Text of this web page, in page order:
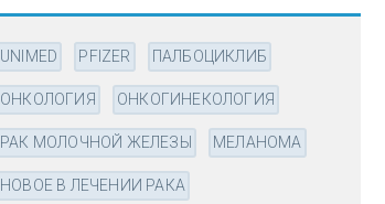
UNIMED PFIZER ПАЛБОЦИКЛИБ
ОНКОЛОГИЯ ОНКОГИНЕКОЛОГИЯ
РАК МОЛОЧНОЙ ЖЕЛЕЗЫ МЕЛАНОМА
НОВОЕ В ЛЕЧЕНИИ РАКА